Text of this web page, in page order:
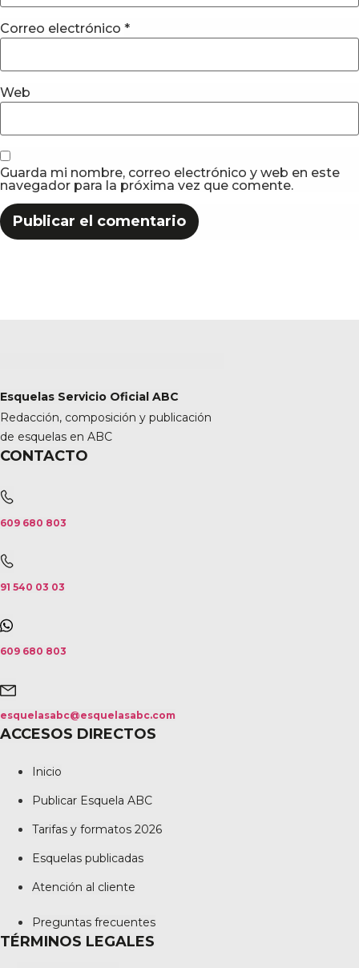
Correo electrónico *
Web
Guarda mi nombre, correo electrónico y web en este
navegador para la próxima vez que comente.
Esquelas Servicio Oficial ABC
Redacción, composición y publicación
de esquelas en ABC
CONTACTO
609 680 803
91 540 03 03
609 680 803
esquelasabc@esquelasabc.com
ACCESOS DIRECTOS
Inicio
Publicar Esquela ABC
Tarifas y formatos 2026
Esquelas publicadas
Atención al cliente
Preguntas frecuentes
TÉRMINOS LEGALES